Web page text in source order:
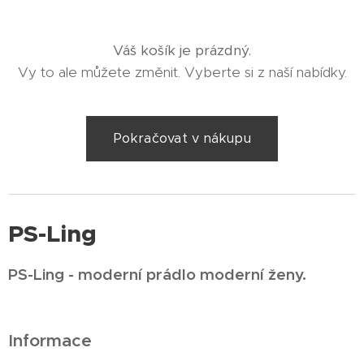
Váš košík je prázdný.
Vy to ale můžete změnit. Vyberte si z naší nabídky.
Pokračovat v nákupu
PS-Ling
PS-Ling - moderní prádlo moderní ženy.
Informace